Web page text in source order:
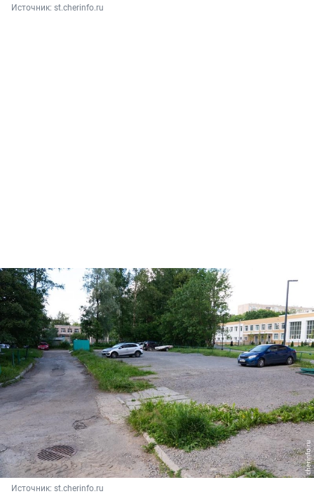
Источник: st.cherinfo.ru
Источник: st.cherinfo.ru